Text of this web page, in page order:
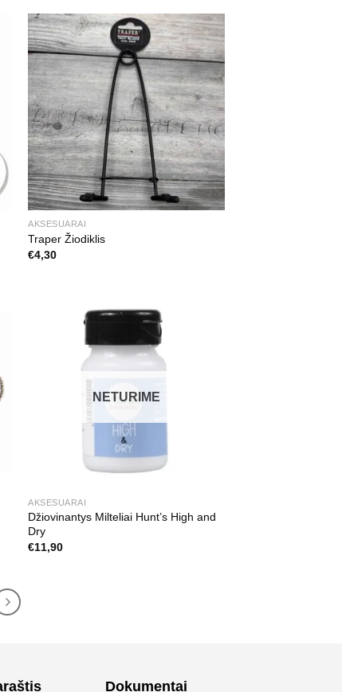
AKSESUARAI
Traper Žiodiklis
€4,30
NETURIME
AKSESUARAI
Džiovinantys Milteliai Hunt’s High and
Dry
€11,90
Dokumentai